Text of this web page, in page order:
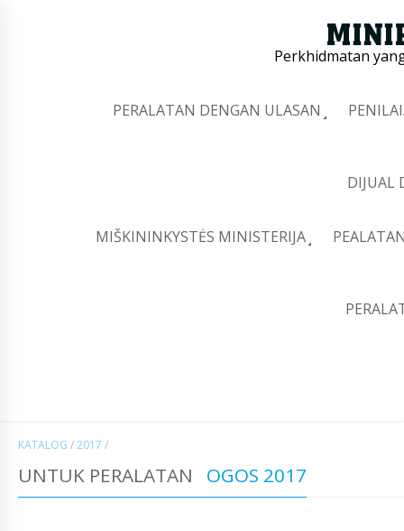
Perkhidmatan
PERALATAN DENGAN ULASAN
DIJUAL
MIŠKININKYSTĖS MINISTERIJA
KATALOG /2017 /
UNTUK PERALATAN OGOS 2017